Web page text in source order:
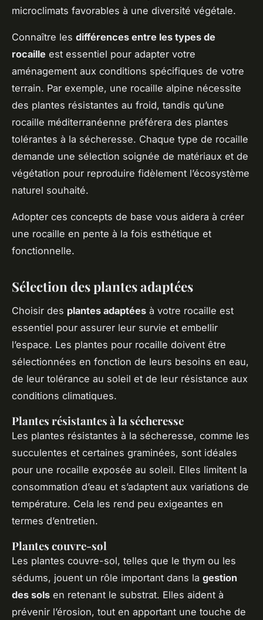
microclimats favorables à une diversité végétale.
Connaître les différences entre les types de
rocaille est essentiel pour adapter votre
aménagement aux conditions spécifiques de votre
terrain. Par exemple, une rocaille alpine nécessite
des plantes résistantes au froid, tandis qu’une
rocaille méditerranéenne préférera des plantes
tolérantes à la sécheresse. Chaque type de rocaille
demande une sélection soignée de matériaux et de
végétation pour reproduire fidèlement l’écosystème
naturel souhaité.
Adopter ces concepts de base vous aidera à créer
une rocaille en pente à la fois esthétique et
fonctionnelle.
Sélection des plantes adaptées
Choisir des plantes adaptées à votre rocaille est
essentiel pour assurer leur survie et embellir
l’espace. Les plantes pour rocaille doivent être
sélectionnées en fonction de leurs besoins en eau,
de leur tolérance au soleil et de leur résistance aux
conditions climatiques.
Plantes résistantes à la sécheresse
Les plantes résistantes à la sécheresse, comme les
succulentes et certaines graminées, sont idéales
pour une rocaille exposée au soleil. Elles limitent la
consommation d’eau et s’adaptent aux variations de
température. Cela les rend peu exigeantes en
termes d’entretien.
Plantes couvre-sol
Les plantes couvre-sol, telles que le thym ou les
sédums, jouent un rôle important dans la gestion
des sols en retenant le substrat. Elles aident à
prévenir l’érosion, tout en apportant une touche de